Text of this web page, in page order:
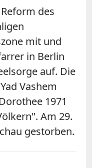
des
mit und
in Berlin
auf. Die
Vashem
1971
Am 29.
gestorben.